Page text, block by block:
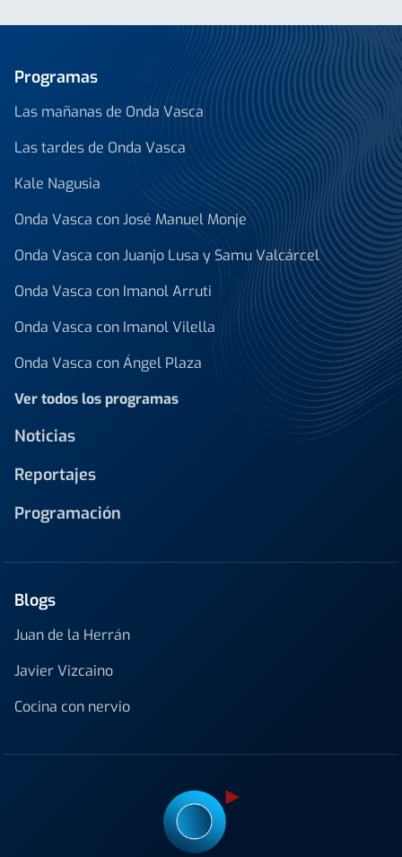
Programas
Las mañanas de Onda Vasca
Las tardes de Onda Vasca
Kale Nagusia
Onda Vasca con José Manuel Monje
Onda Vasca con Juanjo Lusa y Samu Valcárcel
Onda Vasca con Imanol Arruti
Onda Vasca con Imanol Vilella
Onda Vasca con Ángel Plaza
Ver todos los programas
Noticias
Reportajes
Programación
Blogs
Juan de la Herrán
Javier Vizcaino
Cocina con nervio